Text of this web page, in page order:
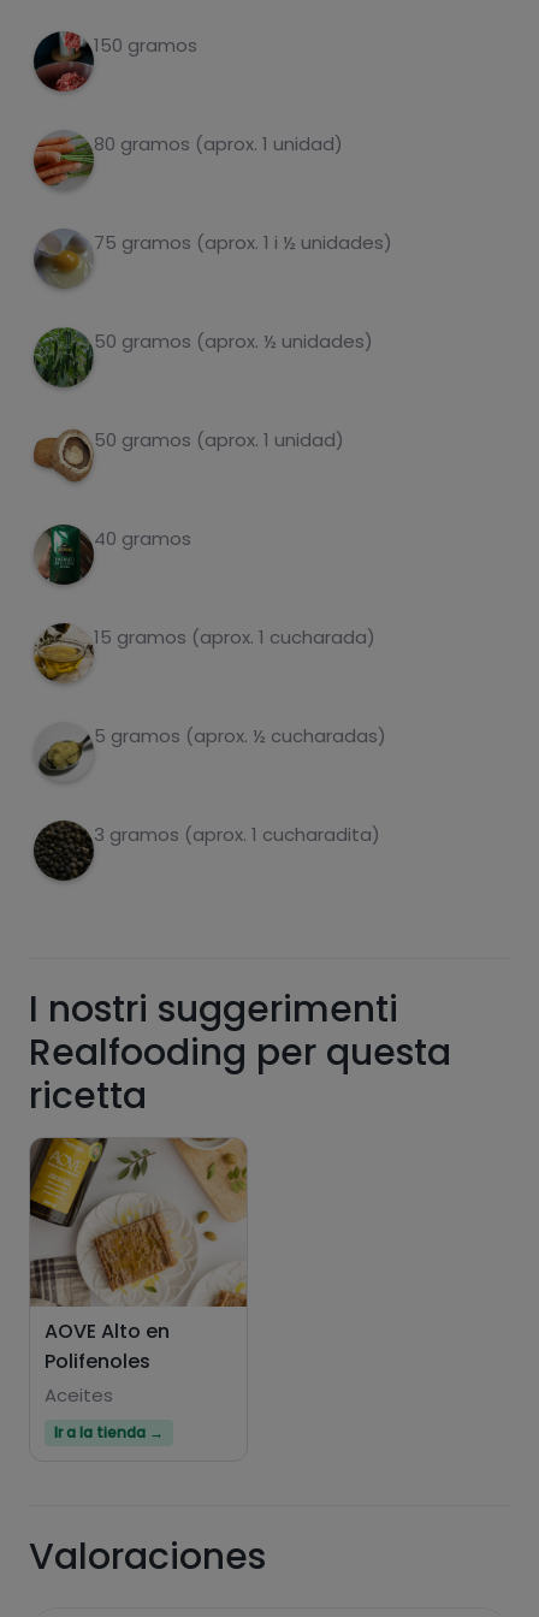
150 gramos
80 gramos (aprox. 1 unidad)
75 gramos (aprox. 1 i ½ unidades)
50 gramos (aprox. ½ unidades)
50 gramos (aprox. 1 unidad)
40 gramos
15 gramos (aprox. 1 cucharada)
5 gramos (aprox. ½ cucharadas)
3 gramos (aprox. 1 cucharadita)
forma y deja reposar
2 Cuece el arroz según indicaciones de
pequeña la verdura y sofríe
Cuando esté el arroz, añádelo a la verdura y
sofríe en conjunto un par de minutos
4 Mientras, haz la hamburguesa a la plancha y
5 Monta tu plato y disfrutalo
carboidrati proteine
grassi
zuccheri
Hazte PLUS para ver la información nutricional
I nostri suggerimenti
Realfooding per questa
ricetta
AOVE Alto en
Polifenoles
Aceites
Ir a la tienda →
Valoraciones